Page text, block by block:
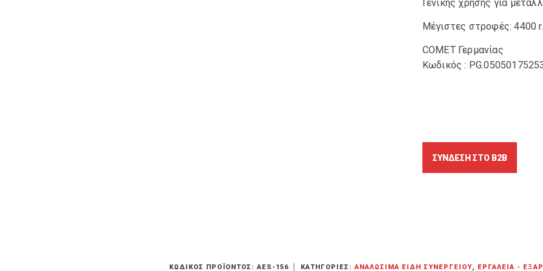
Γενικής χρήσης για
Μέγιστες στροφές: 4400
COMET Γερμανίας
Κωδικός :
ΚΩΔΙΚΌΣ ΠΡΟΪΌΝΤΟΣ:AES-156 ΚΑΤΗΓΟΡΊΕΣ:ΑΝΑΛΏΣΙΜΑ ΕΊΔΗ ΣΥΝΕΡΓΕΊΟΥ, ΕΡΓΑΛΕΊΑ -